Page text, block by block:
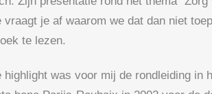
je af waarom we dat dan niet
te lezen.
highlight was voor mij de rondleiding in